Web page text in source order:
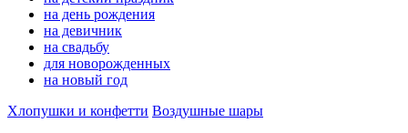
на день рождения
на девичник
на свадьбу
для новорожденных
на новый год
Хлопушки и конфетти Воздушные шары